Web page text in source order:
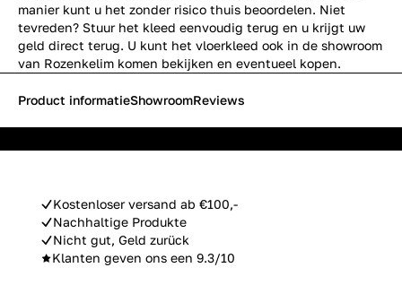
manier kunt u het zonder risico thuis beoordelen. Niet
tevreden? Stuur het kleed eenvoudig terug en u krijgt uw
geld direct terug. U kunt het vloerkleed ook in de showroom
van Rozenkelim komen bekijken en eventueel kopen.
Kostenloser versand ab €100,-
Nachhaltige Produkte
Nicht gut, Geld zurück
Klanten geven ons een 9.3/10
Product informatieShowroomReviews